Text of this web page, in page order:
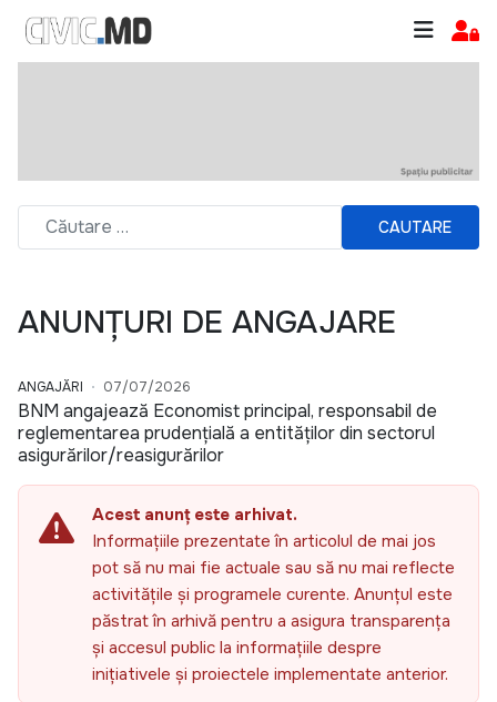
CAUTARE
ANUNȚURI DE ANGAJARE
ANGAJĂRI 07/07/2026
BNM angajează Economist principal, responsabil de
reglementarea prudențială a entităților din sectorul
asigurărilor/reasigurărilor
Acest anunț este arhivat.
Informațiile prezentate în articolul de mai jos
pot să nu mai fie actuale sau să nu mai reflecte
activitățile și programele curente. Anunțul este
păstrat în arhivă pentru a asigura transparența
și accesul public la informațiile despre
inițiativele și proiectele implementate anterior.